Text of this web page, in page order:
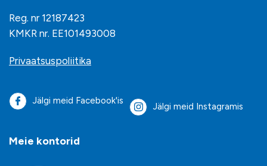
Reg. nr 12187423
KMKR nr. EE101493008
Privaatsuspoliitika
Jälgi meid Facebook'is
Jälgi meid Instagramis
Meie kontorid